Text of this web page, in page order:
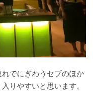
でにぎわうセブのほか
りやすいと思います。